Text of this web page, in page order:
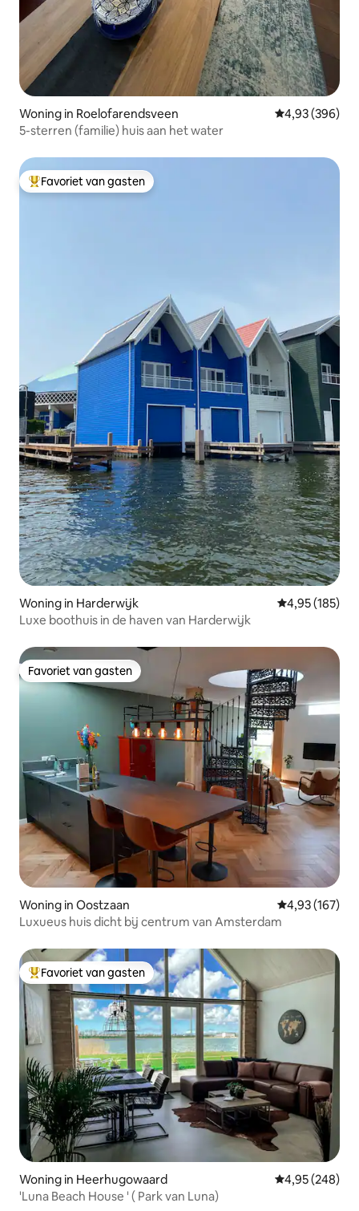
Woning in Roelofarendsveen Gemiddelde
4,93 (396)
5-sterren (familie) huis aan het water
Topfavoriet van gasten
Favoriet van gasten
Woning in Harderwijk Gemiddelde
4,95 (185)
Luxe boothuis in de haven van Harderwijk
Favoriet van gasten
Favoriet van gasten
Woning in Oostzaan Gemiddelde
4,93 (167)
Luxueus huis dicht bij centrum van Amsterdam
Topfavoriet van gasten
Favoriet van gasten
Woning in Heerhugowaard Gemiddelde
4,95 (248)
'Luna Beach House ' ( Park van Luna)